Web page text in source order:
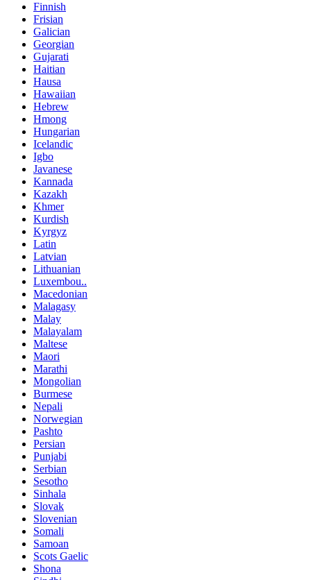
Finnish
Frisian
Galician
Georgian
Gujarati
Haitian
Hausa
Hawaiian
Hebrew
Hmong
Hungarian
Icelandic
Igbo
Javanese
Kannada
Kazakh
Khmer
Kurdish
Kyrgyz
Latin
Latvian
Lithuanian
Luxembou..
Macedonian
Malagasy
Malay
Malayalam
Maltese
Maori
Marathi
Mongolian
Burmese
Nepali
Norwegian
Pashto
Persian
Punjabi
Serbian
Sesotho
Sinhala
Slovak
Slovenian
Somali
Samoan
Scots Gaelic
Shona